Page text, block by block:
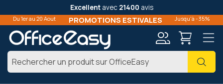
Excellentavec 21400 avis
Du 1er au 20 Aout PROMOTIONS ESTIVALES Jusqu'à -35%